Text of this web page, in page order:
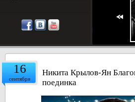
16
сентября
Никита Крылов-Ян
поединка